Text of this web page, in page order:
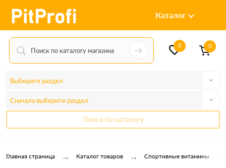
Каталог
0 0
Выберите раздел
Сначала выберите раздел
Поиск по каталогу
Главная страница → Каталог товаров → Спортивные витамины